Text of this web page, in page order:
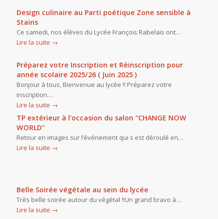
Design culinaire au Parti poétique Zone sensible à
Stains
Ce samedi, nos élèves du Lycée François Rabelais ont…
Lire la suite →
Préparez votre Inscription et Réinscription pour
année scolaire 2025/26 ( Juin 2025 )
Bonjour à tous, Bienvenue au lycée !! Préparez votre
inscription…
Lire la suite →
TP extérieur à l'occasion du salon "CHANGE NOW
WORLD"
Retour en images sur l’événement qui s est déroulé en…
Lire la suite →
Belle Soirée végétale au sein du lycée
Très belle soirée autour du végétal !!Un grand bravo à…
Lire la suite →